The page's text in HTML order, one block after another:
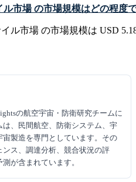
ル市場 の市場規模はどの程度
ル市場 の市場規模は USD
の航空宇宙・防衛研究チームに
、民間航空、防衛システム、宇
製造を専門としています。その
ス、調達分析、競合状況の評
が含まれています。